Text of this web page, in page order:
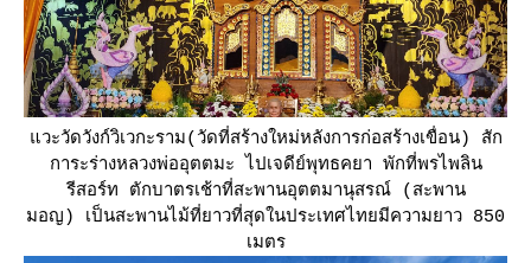
วะวัดวังก์วิเวกะราม(วัดที่สร้างใหม่หลังการก่อสร้างเขื่อน) สัก
การะร่างหลวงพ่ออุตตมะ ไปเจดีย์พุทธคยา พักที่พรไพลิน
รีสอร์ท ตักบาตรเช้าที่สะพานอุตตมานุสรณ์ (สะพาน
มอญ) เป็นสะพานไม้ที่ยาวที่สุดในประเทศไทยมีความยาว 850
เมตร